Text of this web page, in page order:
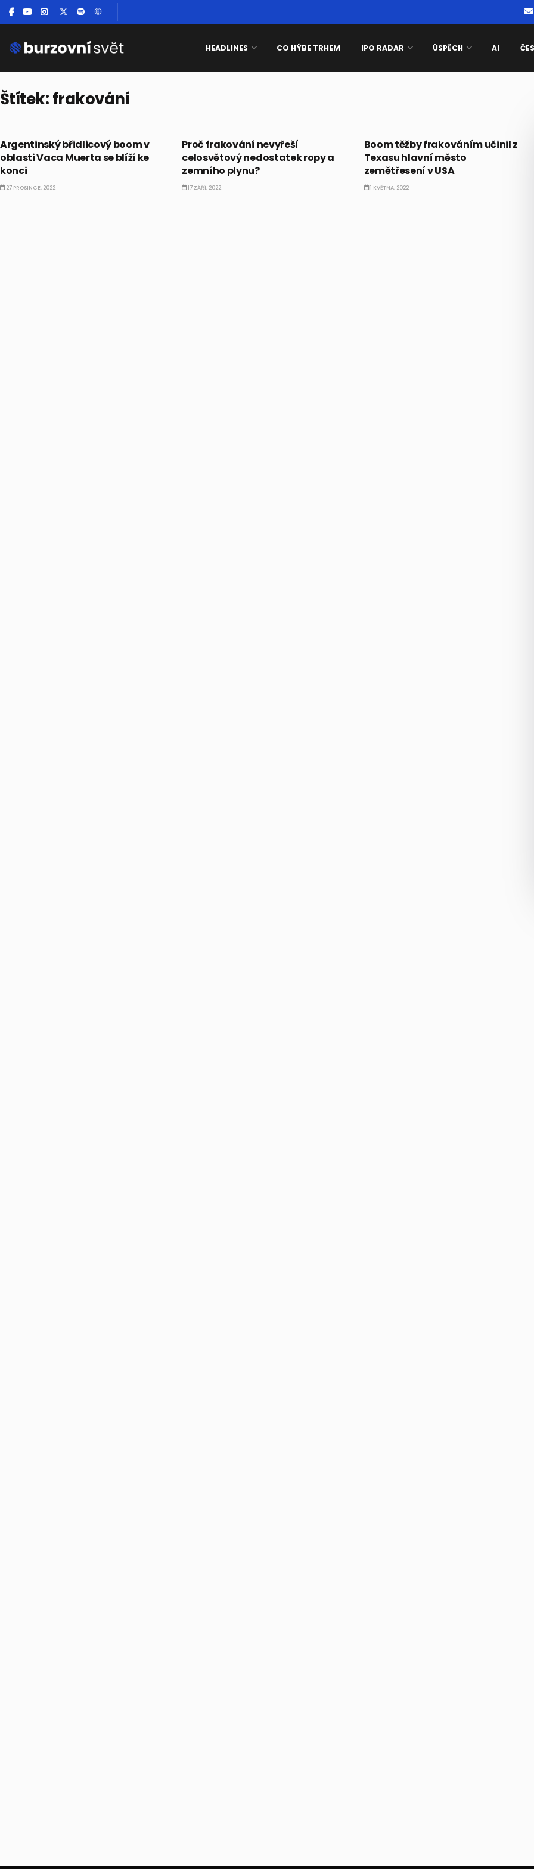
HEADLINES CO HÝBE TRHEM IPO RADAR ÚSPĚCH AI
Štítek:frakování
Argentinský břidlicový boom v
oblasti Vaca Muerta se blíží ke
konci
27 PROSINCE, 2022
Proč frakování nevyřeší
celosvětový nedostatek ropy a
zemního plynu?
17 ZÁŘÍ, 2022
Boom těžby frakováním učinil z
Texasu hlavní město
zemětřesení v USA
1 KVĚTNA, 2022